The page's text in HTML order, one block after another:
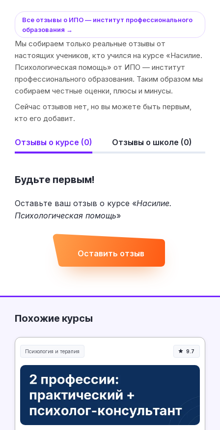
Все отзывы о ИПО — институт профессионального
образования →
Мы собираем только реальные отзывы от
настоящих учеников, кто учился на курсе «Насилие.
Психологическая помощь» от ИПО — институт
профессионального образования. Таким образом мы
собираем честные оценки, плюсы и минусы.
Сейчас отзывов нет, но вы можете быть первым,
кто его добавит.
Отзывы о курсе (0) Отзывы о школе (0)
Будьте первым!
Оставьте ваш отзыв о курсе «Насилие.
Психологическая помощь»
Оставить отзыв
Похожие курсы
Психология и терапия 9.7